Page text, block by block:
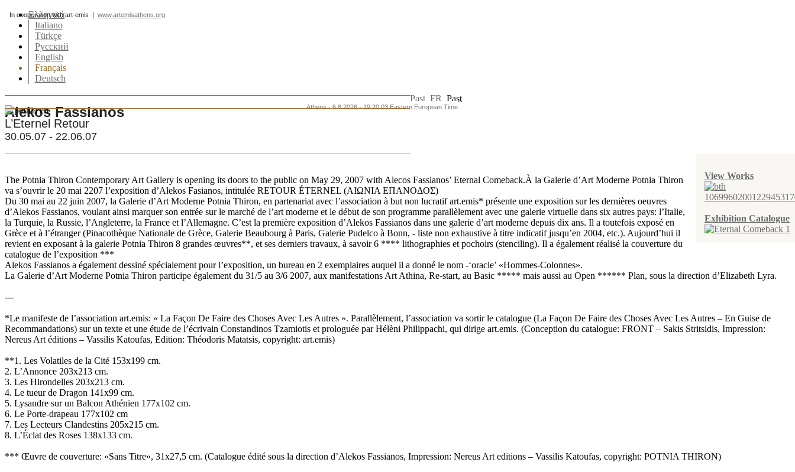
Ελληνικά
Italiano
Türkçe
Pусский
English
Français
Deutsch
Athens - 6.8.2026 - 19:20:04 Eastern European Time
Past FR Past
Αlekos Fassianos
L’Eternel Retour
30.05.07 - 22.06.07
View Works
Exhibition Catalogue
The Potnia Thiron Contemporary Art Gallery is opening its doors to the public on May 29, 2007 with Alecos Fassianos’ Eternal Comeback.À la Galerie d’Art Moderne Potnia Thiron
va s’ouvrir le 20 mai 2207 l’exposition d’Alekos Fasianos, intitulée RETOUR ÉTERNEL (ΑΙΩΝΙΑ ΕΠΑΝΟΔΟΣ)
Du 30 mai au 22 juin 2007, la Galerie d’Art Moderne Potnia Thiron, en partenariat avec l’association à but non lucratif art.emis* présente une exposition sur les dernières oeuvres
d’Alekos Fassianos, voulant ainsi marquer son entrée sur le marché de l’art moderne et le début de son programme parallèlement avec une galerie virtuelle dans six autres pays: l’Italie,
la Turquie, la Russie, l’Angleterre, la France et l’Allemagne. C’est la première exposition d’Alekos Fassianos dans une galerie d’art moderne depuis dix ans. Il a toutefois exposé en
Grèce et à l’étranger (Pinacothèque Nationale de Grèce, Galerie Beaubourg à Paris, Galerie Pudelco à Bonn, - liste non exhaustive à titre indicatif jusqu’en 2004, etc.). Aujourd’hui il
revient en exposant à la galerie Potnia Thiron 8 grandes œuvres**, et ses derniers travaux, à savoir 6 **** lithographies et pochoirs (stenciling). Il a également réalisé la couverture du
catalogue de l’exposition ***
Alekos Fassianos a également dessiné spécialement pour l’exposition, un bureau en 2 exemplaires auquel il a donné le nom -‘oracle’ «Hommes-Colonnes».
La Galerie d’Art Moderne Potnia Thiron participe également du 31/5 au 3/6 2007, aux manifestations Art Athina, Re-start, au Basic ***** mais aussi au Open ****** Plan, sous la direction d’Elizabeth Lyra.
---
*Le manifeste de l’association art.emis: « La Façon De Faire des Choses Avec Les Autres ». Parallèlement, l’association va sortir le catalogue (La Façon De Faire des Choses Avec Les Autres – En Guise de
Recommandations) sur un texte et une étude de l’écrivain Constandinos Tzamiotis et prologuée par Hélèni Philippachi, qui dirige art.emis. (Conception du catalogue: FRONT – Sakis Stritsidis, Impression:
Nereus Art éditions – Vassilis Katoufas, Edition: Théodoris Matatsis, copyright: art.emis)
**1. Les Volatiles de la Cité 153x199 cm.
2. L’Annonce 203x213 cm.
3. Les Hirondelles 203x213 cm.
4. Le tueur de Dragon 141x99 cm.
5. Lysandre sur un Balcon Athénien 177x102 cm.
6. Le Porte-drapeau 177x102 cm
7. Les Lecteurs Clandestins 205x215 cm.
8. L’Éclat des Roses 138x133 cm.
*** Œuvre de couverture: «Sans Titre», 31x27,5 cm. (Catalogue édité sous la direction d’Alekos Fassianos, Impression: Nereus Art editions – Vassilis Katoufas, copyright: POTNIA THIRON)
In cooperation with art·emis | www.artemisathens.org